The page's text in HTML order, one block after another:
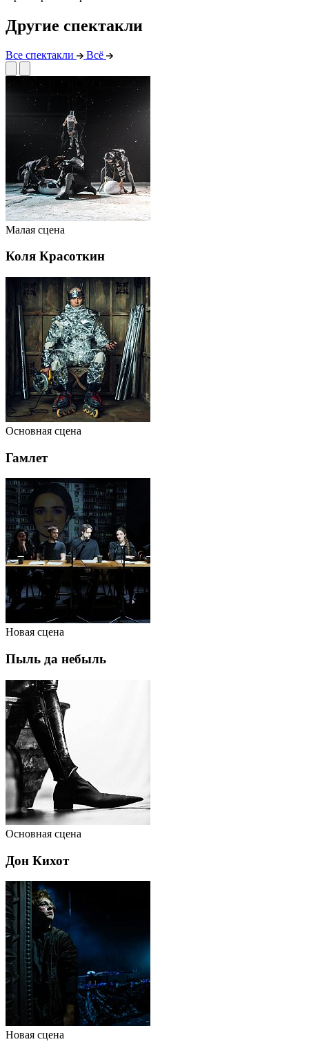
Другие спектакли
Все спектакли Всё
Малая сцена
Коля Красоткин
Основная сцена
Гамлет
Новая сцена
Пыль да небыль
Основная сцена
Дон Кихот
Новая сцена